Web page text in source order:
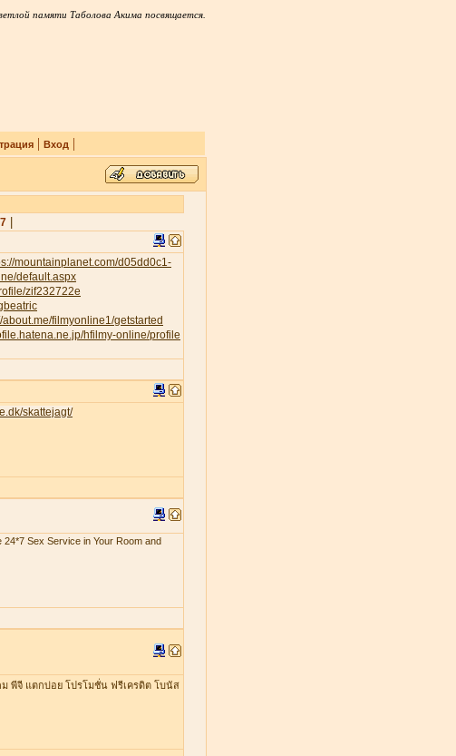
памяти Таболова Акима посвящается.
| Вход |
|
mountainplanet.com/d05dd0c1-
default.aspx
zif232722e
about.me/filmyonline1/getstarted
hfilmy-online/profile
skattejagt/
Sex Service in Your Room and
พีจี แตกบ่อย โปรโมชั่น ฟรีเครดิต โบนัส